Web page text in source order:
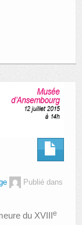
Publié dans
du XVIIIe